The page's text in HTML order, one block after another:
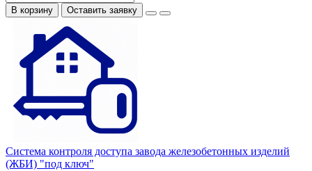
В корзину Оставить заявку
Система контроля доступа завода железобетонных изделий
(ЖБИ) "под ключ"